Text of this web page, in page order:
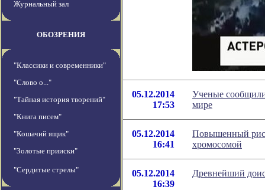
Журнальный зал
ОБОЗРЕНИЯ
"Классики и современники"
"Слово о..."
"Тайная история творений"
"Книга писем"
"Кошачий ящик"
"Золотые прииски"
"Сердитые стрелы"
05.12.2014
17:53
Ученые
мире
05.12.2014
16:41
Повышенный
хромосомой
05.12.2014
16:39
Древнейший